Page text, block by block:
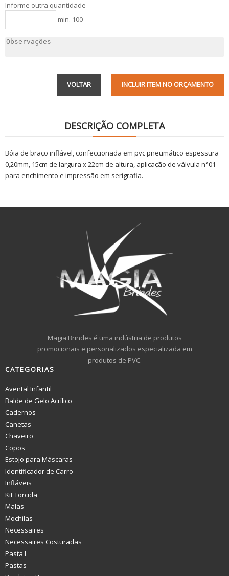
Informe outra quantidade
min. 100
INCLUIR ITEM NO ORÇAMENTO
VOLTAR
DESCRIÇÃO COMPLETA
Bóia de braço inflável, confeccionada em pvc pneumático espessura
0,20mm, 15cm de largura x 22cm de altura, aplicação de válvula n°01
para enchimento e impressão em serigrafia.
Magia Brindes é uma indústria de produtos
promocionais e personalizados especializada em
produtos de PVC.
CATEGORIAS
Avental Infantil
Balde de Gelo Acrílico
Cadernos
Canetas
Chaveiro
Copos
Estojo para Máscaras
Identificador de Carro
Infláveis
Kit Torcida
Malas
Mochilas
Necessaires
Necessaires Costuradas
Pasta L
Pastas